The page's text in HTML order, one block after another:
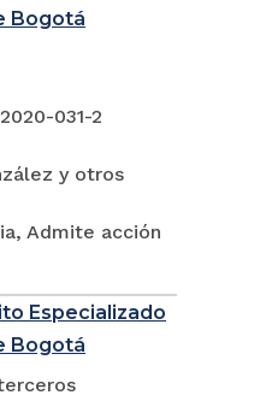
Bogotá
031-2
y otros
Admite acción
Especializado
Bogotá